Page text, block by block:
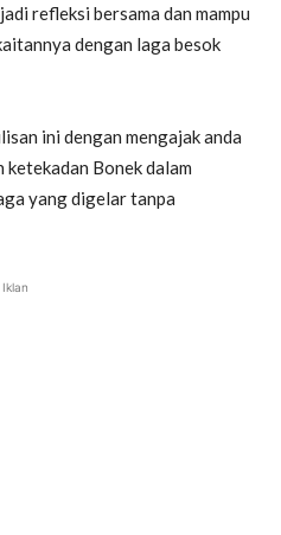
refleksi bersama dan mampu
dengan laga besok
ini dengan mengajak anda
Bonek dalam
yang digelar tanpa
Iklan